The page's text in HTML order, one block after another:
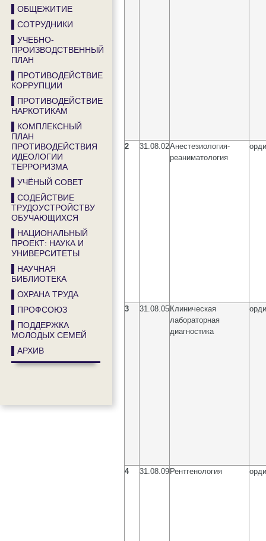
2 31.08.02Анестезиология-
реаниматология
3 31.08.05 Клиническая
лабораторная
диагностика
4 31.08.09 Рентгенология
▌ОБЩЕЖИТИЕ
▌СОТРУДНИКИ
▌УЧЕБНО-
ПРОИЗВОДСТВЕННЫЙ
ПЛАН
▌ПРОТИВОДЕЙСТВИЕ
КОРРУПЦИИ
▌ПРОТИВОДЕЙСТВИЕ
НАРКОТИКАМ
▌КОМПЛЕКСНЫЙ
ПЛАН
ПРОТИВОДЕЙСТВИЯ
ИДЕОЛОГИИ
ТЕРРОРИЗМА
▌УЧЁНЫЙ СОВЕТ
▌СОДЕЙСТВИЕ
ТРУДОУСТРОЙСТВУ
ОБУЧАЮЩИХСЯ
▌НАЦИОНАЛЬНЫЙ
ПРОЕКТ: НАУКА И
УНИВЕРСИТЕТЫ
▌НАУЧНАЯ
БИБЛИОТЕКА
▌ОХРАНА ТРУДА
▌ПРОФСОЮЗ
▌ПОДДЕРЖКА
МОЛОДЫХ СЕМЕЙ
▌АРХИВ